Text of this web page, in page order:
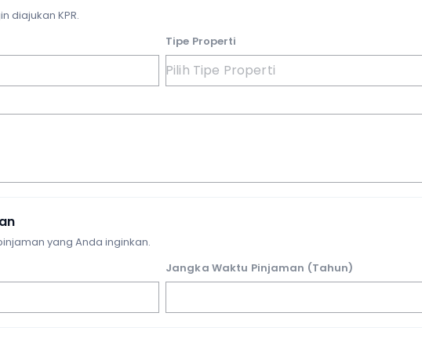
diajukan KPR.
Tipe Properti
yang Anda inginkan.
Jangka Waktu Pinjaman (Tahun)